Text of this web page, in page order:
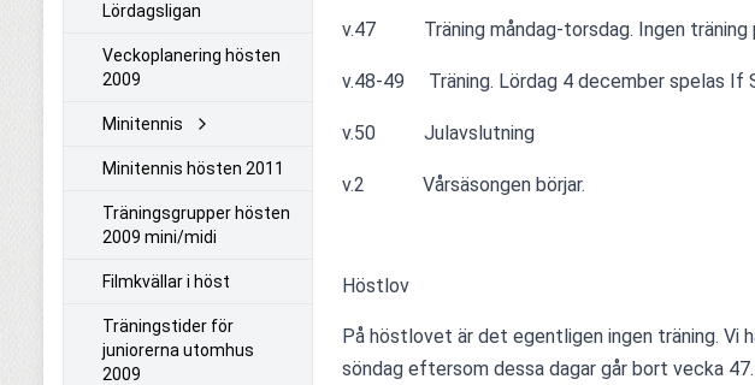
Lördagsligan
Veckoplanering hösten
2009
Minitennis
Minitennis hösten 2011
Träningsgrupper hösten
2009 mini/midi
Filmkvällar i höst
Träningstider för
juniorerna utomhus
2009
v.47          Träning måndag-torsdag. Ingen
v.48-49     Träning. Lördag 4 december spelas If
v.50          Julavslutning
v.2            Vårsäsongen börjar.
Höstlov
På höstlovet är det egentligen ingen träning. Vi
söndag eftersom dessa dagar går bort vecka